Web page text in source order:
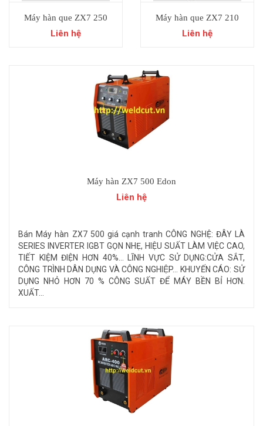
Máy hàn que ZX7 250
Liên hệ
Máy hàn que ZX7 210
Liên hệ
Máy hàn ZX7 500 Edon
Liên hệ
Bán Máy hàn ZX7 500 giá cạnh tranh CÔNG NGHỆ: ĐÂY LÀ
SERIES INVERTER IGBT GỌN NHẸ, HIỆU SUẤT LÀM VIỆC CAO,
TIẾT KIỆM ĐIỆN HƠN 40%... LĨNH VỰC SỬ DỤNG:CỬA SẮT,
CÔNG TRÌNH DÂN DỤNG VÀ CÔNG NGHIỆP... KHUYẾN CÁO: SỬ
DỤNG NHỎ HƠN 70 % CÔNG SUẤT ĐỂ MÁY BỀN BỈ HƠN.
XUẤT...